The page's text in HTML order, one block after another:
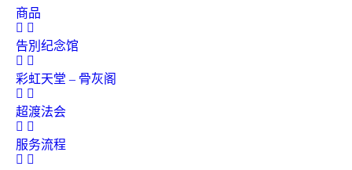
商品
告別纪念馆
彩虹天堂 – 骨灰阁
超渡法会
服务流程